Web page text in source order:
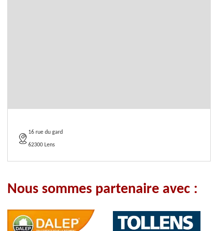
16 rue du gard
62300 Lens
Nous sommes partenaire avec :